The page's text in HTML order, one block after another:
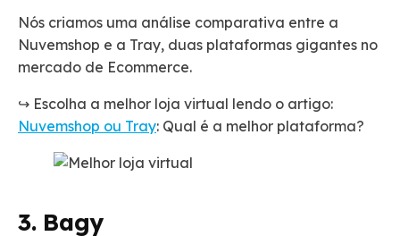
Nós criamos uma análise comparativa entre a
Nuvemshop e a Tray, duas plataformas gigantes no
mercado de Ecommerce.
↪️ Escolha a melhor loja virtual lendo o artigo:
Nuvemshop ou Tray: Qual é a melhor plataforma?
3. Bagy